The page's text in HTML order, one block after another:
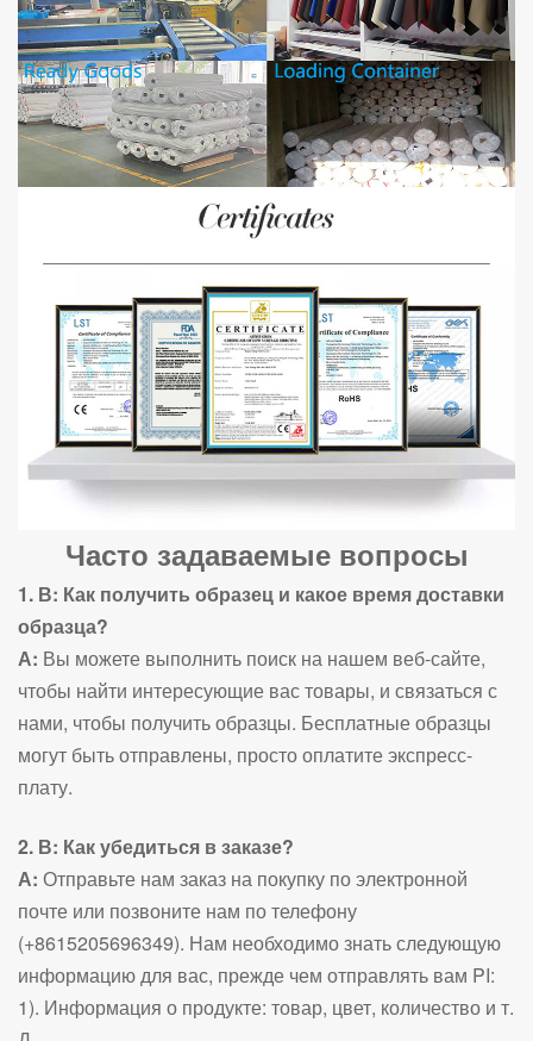
Часто задаваемые вопросы
1. В: Как получить образец и какое время доставки
образца?
А: Вы можете выполнить поиск на нашем веб-сайте,
чтобы найти интересующие вас товары, и связаться с
нами, чтобы получить образцы. Бесплатные образцы
могут быть отправлены, просто оплатите экспресс-
плату.
2. В: Как убедиться в заказе?
А: Отправьте нам заказ на покупку по электронной
почте или позвоните нам по телефону
(+8615205696349). Нам необходимо знать следующую
информацию для вас, прежде чем отправлять вам PI:
1). Информация о продукте: товар, цвет, количество и т.